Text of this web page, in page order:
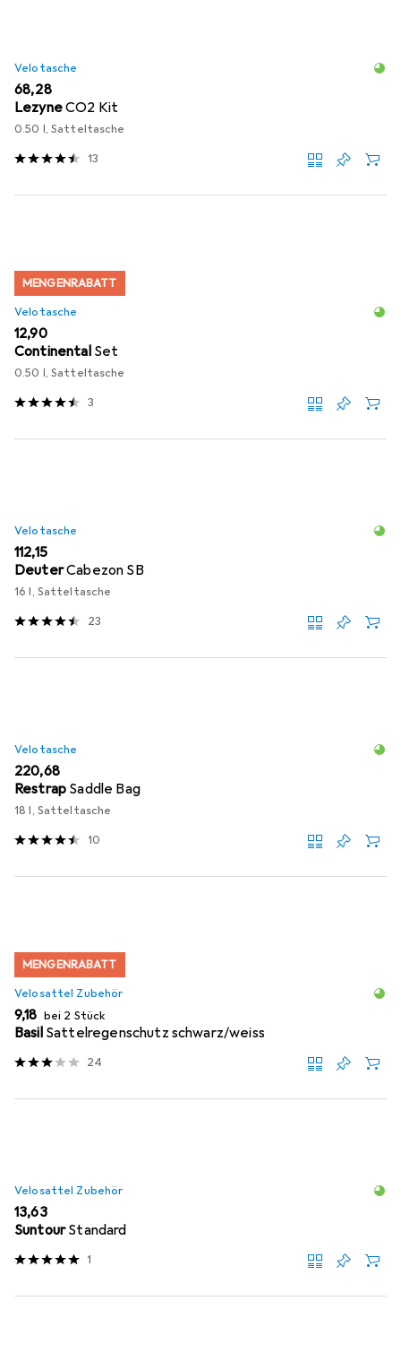
Velotasche
EUR
68,28
LezyneCO2 Kit
0.50 l, Satteltasche
13
MENGENRABATT
Velotasche
EUR
12,90
Continental Set
0.50 l, Satteltasche
3
Velotasche
EUR
112,15
DeuterCabezon SB
16 l, Satteltasche
23
Velotasche
EUR
220,68
Restrap Saddle Bag
18 l, Satteltasche
10
MENGENRABATT
Velosattel Zubehör
EUR
9,18 bei 2 Stück
Basil Sattelregenschutz schwarz/weiss
24
Velosattel Zubehör
EUR
13,63
SuntourStandard
1